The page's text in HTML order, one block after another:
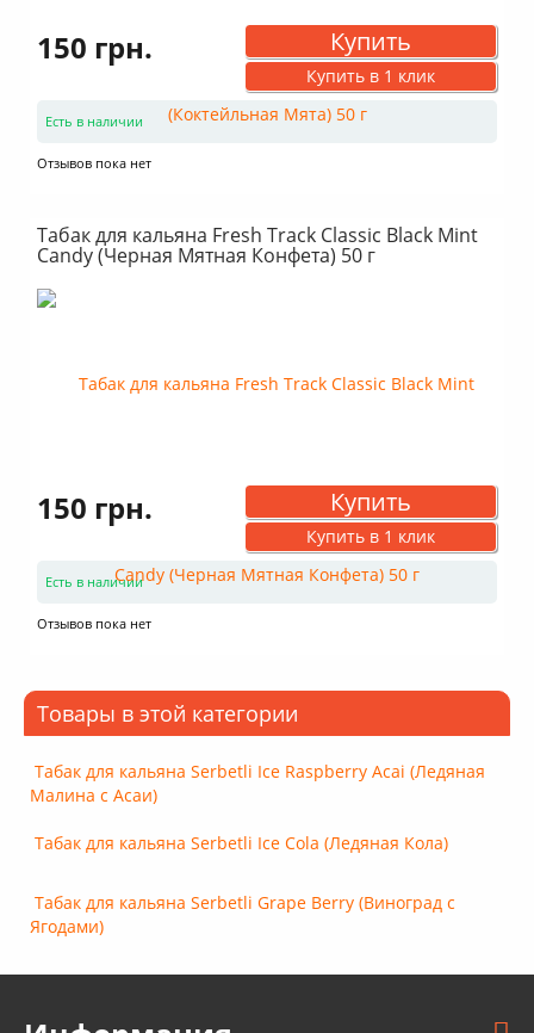
150 грн. Купить
Купить в 1 клик
Есть в наличии
Отзывов пока нет
Табак для кальяна Fresh Track Classic Black Mint
Candy (Черная Мятная Конфета) 50 г
150 грн. Купить
Купить в 1 клик
Есть в наличии
Отзывов пока нет
Товары в этой категории
Табак для кальяна Serbetli Ice Raspberry Acai (Ледяная
Малина с Асаи)
Табак для кальяна Serbetli Ice Cola (Ледяная Кола)
Табак для кальяна Serbetli Grape Berry (Виноград с
Ягодами)